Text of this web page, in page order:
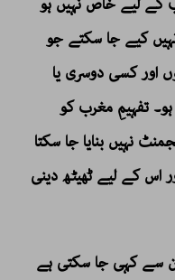
کیے جا سکتے جو
اور کسی دوسری یا
ہو۔ تفہیمِ مغرب کو
نہیں بنایا جا سکتا
اس کے لیے ٹھیٹھ دینی
سے کہی جا سکتی ہے